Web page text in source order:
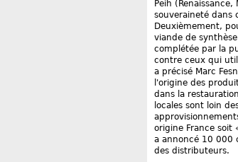
Peih
souveraineté dans
Deuxièmement,
viande de
complétée par la
contre ceux qui
a précisé Marc
l'origine des
dans la
locales sont loin
origine France soit
a annoncé 10 000
des distributeurs.